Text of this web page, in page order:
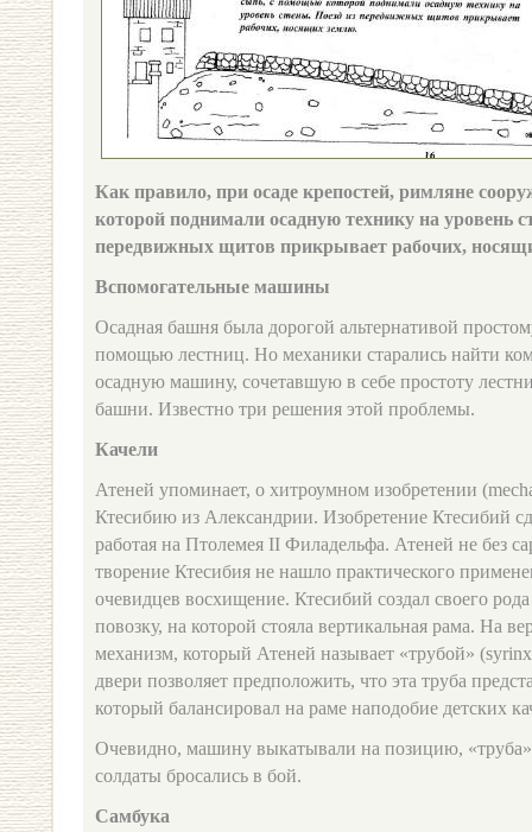
Как правило, при осаде крепостей, римляне
которой поднимали осадную технику на уровень
передвижных щитов прикрывает рабочих,
Вспомогательные машины
Осадная башня была дорогой альтернативой
помощью лестниц. Но механики старались найти
осадную машину, сочетавшую в себе простоту
башни. Известно три решения этой проблемы.
Качели
Атеней упоминает, о хитроумном изобретении
Ктесибию из Александрии. Изобретение Ктесибий
работая на Птолемея II Филадельфа. Атеней не без
творение Ктесибия не нашло практического
очевидцев восхищение. Ктесибий создал своего
повозку, на которой стояла вертикальная рама. На
механизм, который Атеней называет «трубой»
двери позволяет предположить, что эта труба
который балансировал на раме наподобие детских
Очевидно, машину выкатывали на позицию, «труба»
солдаты бросались в бой.
Самбука